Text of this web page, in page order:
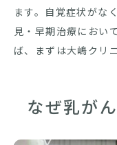
ます。自覚症状がな
見・早期治療におい
ば、まずは大嶋クリ
なぜ乳が